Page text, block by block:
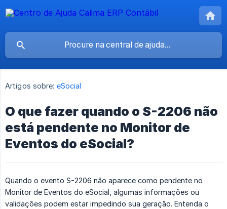
Artigos sobre: eSocial
O que fazer quando o S-2206 não
está pendente no Monitor de
Eventos do eSocial?
Quando o evento S-2206 não aparece como pendente no
Monitor de Eventos do eSocial, algumas informações ou
validações podem estar impedindo sua geração. Entenda o